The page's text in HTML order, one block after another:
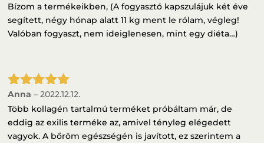
Bízom a termékeikben, (A fogyasztó kapszulájuk két éve
segített, négy hónap alatt 11 kg ment le rólam, végleg!
Valóban fogyaszt, nem ideiglenesen, mint egy diéta…)
Értékelés:
5/ 5
Anna– 2022.12.12.
Több kollagén tartalmú terméket próbáltam már, de
eddig az exilis terméke az, amivel tényleg elégedett
vagyok. A bőröm egészségén is javított, ez szerintem a